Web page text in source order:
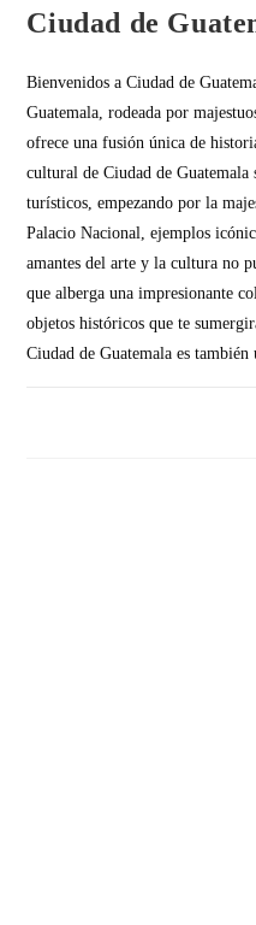
Ciudad de
Bienvenidos a Ciudad de
Guatemala, rodeada por
ofrece una fusión única de
cultural de Ciudad de Guatemala
turísticos, empezando por la
Palacio Nacional, ejemplos
amantes del arte y la cultura no
que alberga una impresionante
objetos históricos que te
Ciudad de Guatemala es también